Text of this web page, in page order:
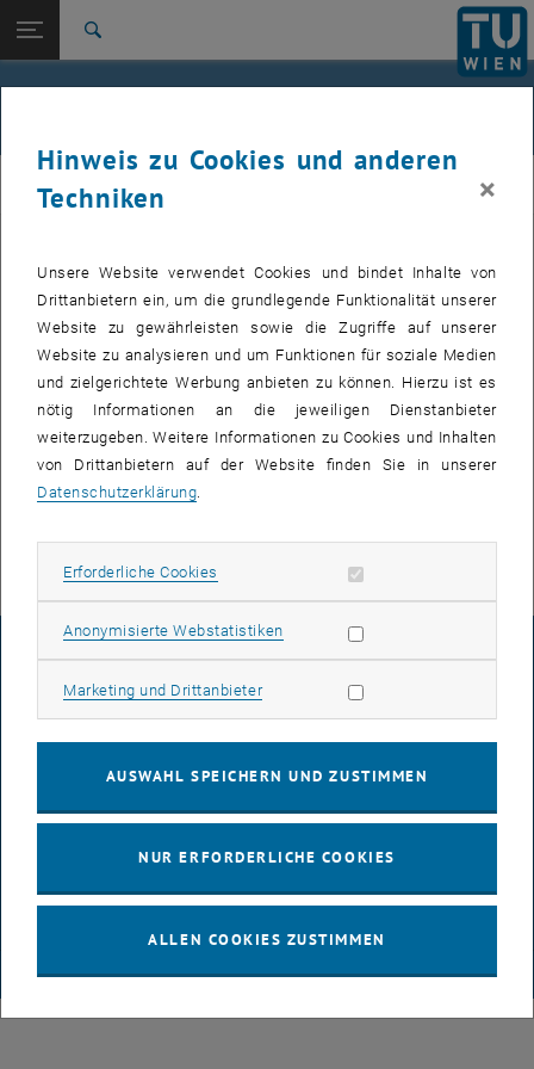
TU Login
Studium
International
Zur 1. Menü Ebene
femTUme
Zurück: Subseiten von femTUme auflisten
Zurück zur letzten Ebene:
femTUme
Jour fixe
femTUme
VERANSTALTUNGEN VOM 17. JULI 2026
Stammtisch 04.08.
04
AUG. 26
04 August 2026 bis
–
ANDERE tba, 1060 Wien
© TU Wien# 65814
IMPRESSUM
BARRIEREFREIHEITSERKLÄRUNG
DATENSCHUTZERKLÄRUNG (PDF)
COOKIEEINSTELLUNGEN
Hinweis zu Cookies und anderen
Techniken
×
Unsere Website verwendet Cookies und bindet Inhalte von
Drittanbietern ein, um die grundlegende Funktionalität unserer
Website zu gewährleisten sowie die Zugriffe auf unserer
Website zu analysieren und um Funktionen für soziale Medien
und zielgerichtete Werbung anbieten zu können. Hierzu ist es
nötig Informationen an die jeweiligen Dienstanbieter
weiterzugeben. Weitere Informationen zu Cookies und Inhalten
von Drittanbietern auf der Website finden Sie in unserer
Datenschutzerklärung.
Erforderliche Cookies Erforderliche Cookies zulassen
Anonymisierte WebstatistikenStatistik Cookies zulassen
Marketing und DrittanbieterMarketing Cookies zulassen
AUSWAHL SPEICHERN UND ZUSTIMMEN
NUR ERFORDERLICHE COOKIES
ALLEN COOKIES ZUSTIMMEN